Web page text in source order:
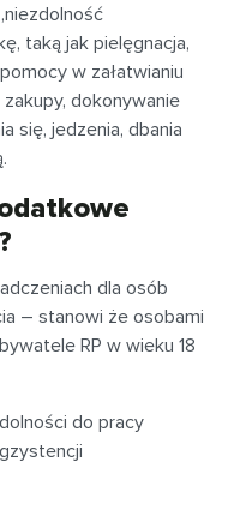
taką jak pielęgnacja,
w załatwianiu
dokonywanie
się, jedzenia, dbania
dla osób
– stanowi że osobami
RP w wieku 18
do pracy